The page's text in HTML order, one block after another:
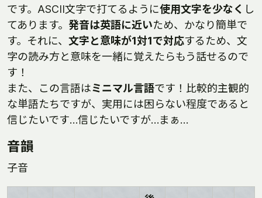
です。ASCII文字で打てるように使用文字を少なく し
てあります。 発音は英語に近いため、かなり簡単で
す。それに、 文字と意味が1対1で対応するため、文
字の読み方と意味を一緒に覚えたらもう話せるので
す！
また、この言語はミニマル言語です！比較的主観的
な単語たちですが、実用には困らない程度であると
信じたいです…信じたいですが…まぁ…
音韻
子音